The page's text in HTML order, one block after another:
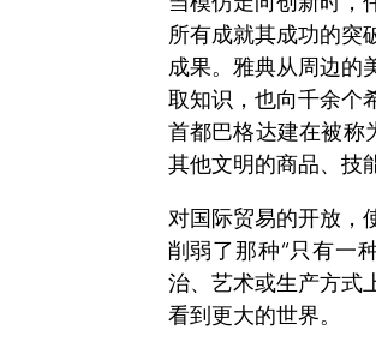
所有成就其成功的突
成果。雅典从周边的
取知识，也向千余个
首都巴格达建在被称
其他文明的商品、技
对国际贸易的开放，
削弱了那种“只有一
治、艺术或生产方式
看到更大的世界。